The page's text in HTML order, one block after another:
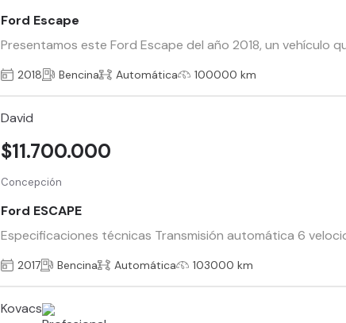
Ford Escape
Presentamos este Ford Escape del año 2018, un
2018 Bencina Automática 100000 km
David
Concepción
Ford ESCAPE
Especificaciones técnicas Transmisión automática 6
$11.700.000
2017 Bencina Automática 103000 km
Kovacs